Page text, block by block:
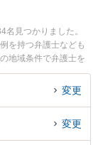
見つかりました。
を持つ弁護士なども
地域条件で弁護士を
費、親権等の細かな
務所の芦田 和真弁護
に発生した借金・浪
たい』『借金・浪費
変更
変更